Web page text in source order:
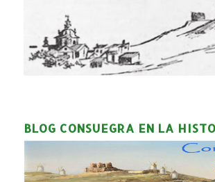
BLOG CONSUEGRA EN LA